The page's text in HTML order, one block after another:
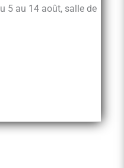
5 au 14 août, salle de